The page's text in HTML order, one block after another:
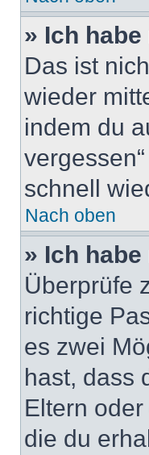
» Ich
Das ist
wieder
indem du
schnell
Nach oben
» Ich
Überprüfe
richtige
es zwei
hast, dass
Eltern
die du